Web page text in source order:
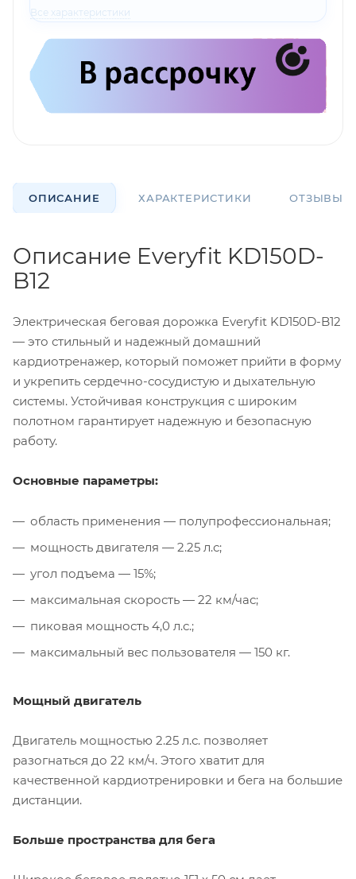
Все характеристики
ОПИСАНИЕ ХАРАКТЕРИСТИКИ ОТЗЫВЫ
Описание Everyfit KD150D-
B12
Электрическая беговая дорожка Everyfit KD150D-B12
— это стильный и надежный домашний
кардиотренажер, который поможет прийти в форму
и укрепить сердечно-сосудистую и дыхательную
системы. Устойчивая конструкция с широким
полотном гарантирует надежную и безопасную
работу.
Основные параметры:
область применения — полупрофессиональная;
мощность двигателя — 2.25 л.с;
угол подъема — 15%;
максимальная скорость — 22 км/час;
пиковая мощность 4,0 л.с.;
максимальный вес пользователя — 150 кг.
Мощный двигатель
Двигатель мощностью 2.25 л.с. позволяет
разогнаться до 22 км/ч. Этого хватит для
качественной кардиотренировки и бега на большие
дистанции.
Больше пространства для бега